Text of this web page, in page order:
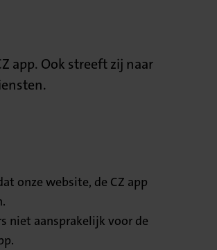
app. Ook streeft zij naar
onze website, de CZ app
niet aansprakelijk voor de